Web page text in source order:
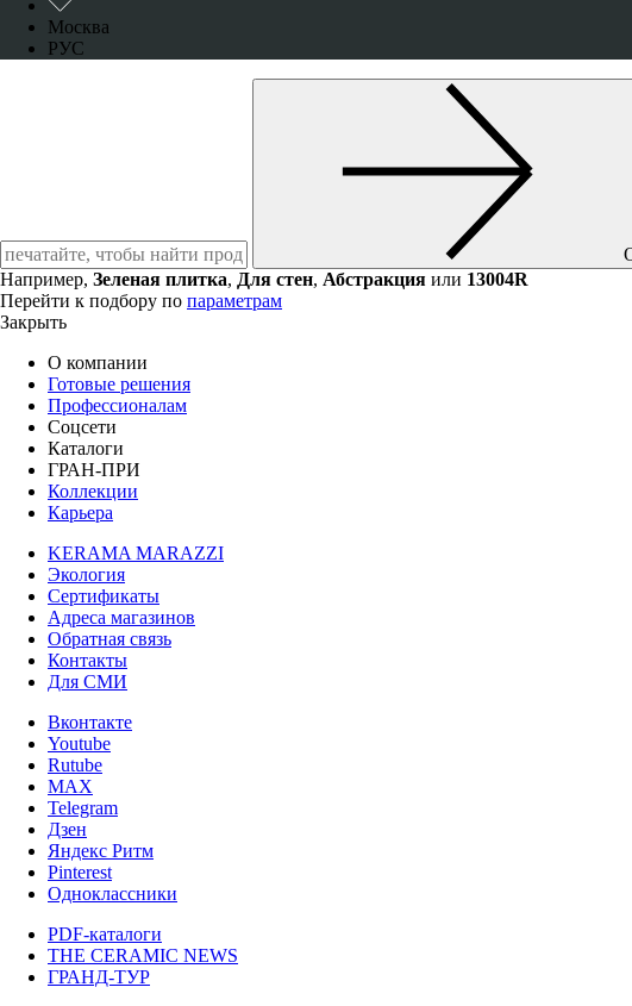
Москва
РУС
Например, Зеленая плитка, Для стен, Абстракция или 13004R
Перейти к подбору по параметрам
Закрыть
О компании
Готовые решения
Профессионалам
Соцсети
Каталоги
ГРАН-ПРИ
Коллекции
Карьера
KERAMA MARAZZI
Экология
Сертификаты
Адреса магазинов
Обратная связь
Контакты
Для СМИ
Вконтакте
Youtube
Rutube
MAX
Telegram
Дзен
Яндекс Ритм
Pinterest
Одноклассники
PDF-каталоги
THE CERAMIC NEWS
ГРАНД-ТУР